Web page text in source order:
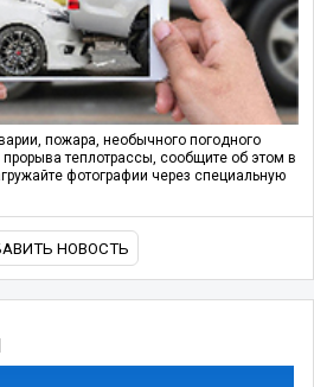
пожара, необычного погодного
теплотрассы, сообщите об этом в
фотографии через специальную
НОВОСТЬ